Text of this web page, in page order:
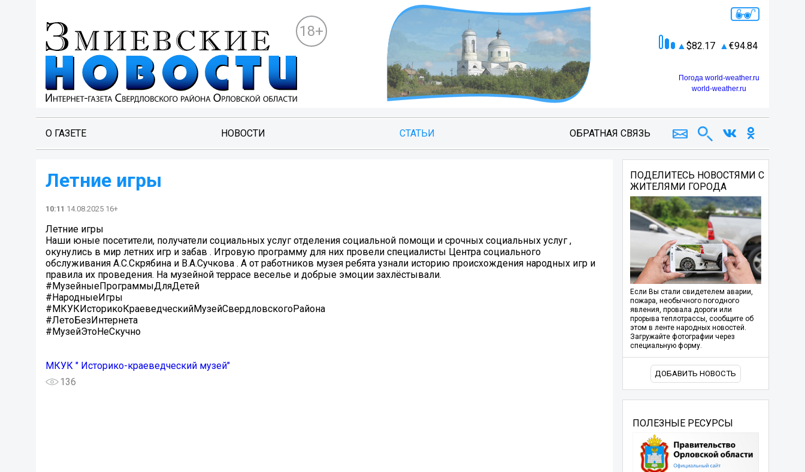
18+
82.17 94.84
Погода world-weather.ru
world-weather.ru
О ГАЗЕТЕ НОВОСТИ СТАТЬИ ОБРАТНАЯ СВЯЗЬ
Летние игры
10:11 14.08.2025 16+
Летние игры
Наши юные посетители, получатели социальных услуг отделения социальной помощи и срочных социальных услуг ,
окунулись в мир летних игр и забав . Игровую программу для них провели специалисты Центра социального
обслуживания А.С.Скрябина и В.А.Сучкова . А от работников музея ребята узнали историю происхождения народных игр и
правила их проведения. На музейной террасе веселье и добрые эмоции захлёстывали.
#МузейныеПрограммыДляДетей
#НародныеИгры
#МКУКИсторикоКраеведческийМузейСвердловскогоРайона
#ЛетоБезИнтернета
#МузейЭтоНеСкучно
МКУК " Историко-краеведческий музей"
136
ПОДЕЛИТЕСЬ НОВОСТЯМИ С
ЖИТЕЛЯМИ ГОРОДА
Если Вы стали свидетелем аварии,
пожара, необычного погодного
явления, провала дороги или
прорыва теплотрассы, сообщите об
этом в ленте народных новостей.
Загружайте фотографии через
специальную форму.
ДОБАВИТЬ НОВОСТЬ
ПОЛЕЗНЫЕ РЕСУРСЫ